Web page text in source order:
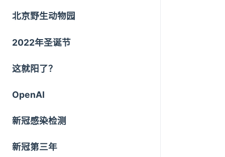
北京野生动物园
2022年圣诞节
这就阳了？
OpenAI
新冠感染检测
新冠第三年